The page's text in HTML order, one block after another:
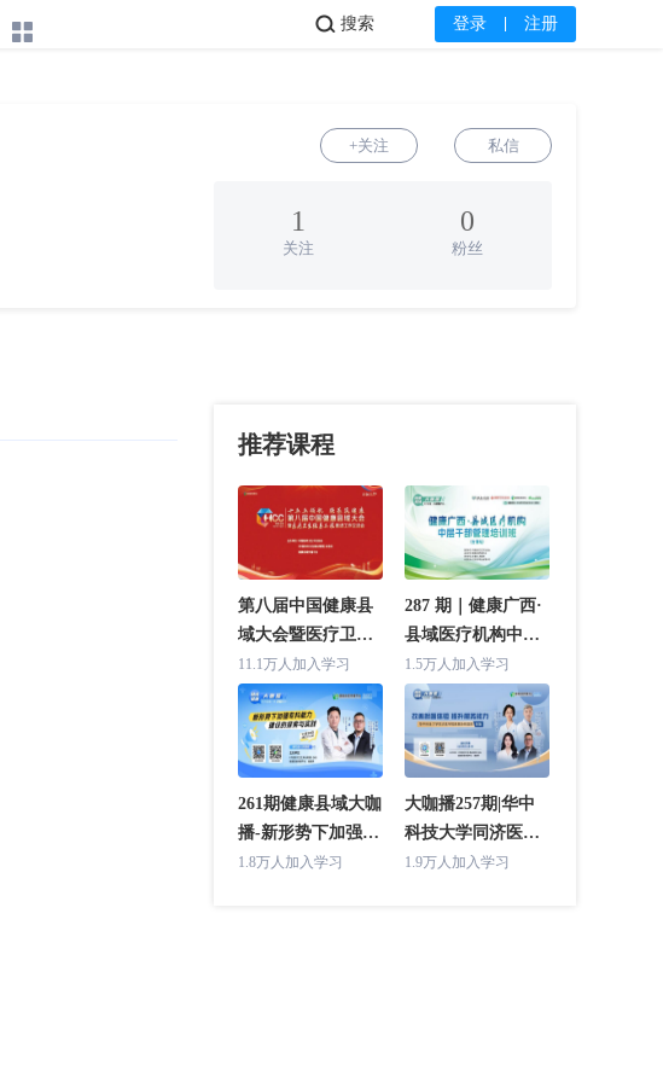
登录 注册
搜索
+关注 私信
1
关注
0
粉丝
推荐课程
第八届中国健康县
域大会暨医疗卫生
强基工程推进工作
交流会 主论坛
11.1万人加入学习
287 期｜健康广西·
县域医疗机构中层
干部管理培训班(合
浦站)
1.5万人加入学习
261期健康县域大咖
播-新形势下加强专
科能力建设的探索
1.8万人加入学习
大咖播257期|华中
科技大学同济医学
院附属协和医院专
1.9万人加入学习